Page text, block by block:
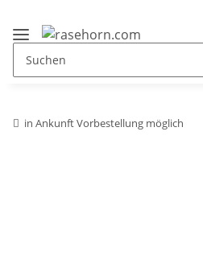
in Ankunft Vorbestellung möglich